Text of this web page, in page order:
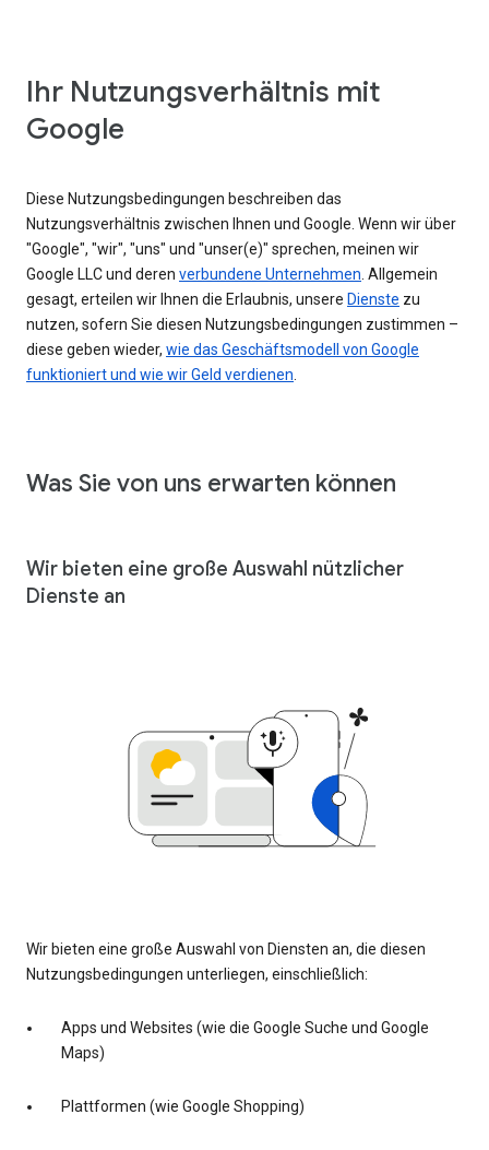
Ihr Nutzungsverhältnis mit
Google
Diese Nutzungsbedingungen beschreiben das
Nutzungsverhältnis zwischen Ihnen und Google. Wenn wir über
"Google", "wir", "uns" und "unser(e)" sprechen, meinen wir
Google LLC und deren verbundene Unternehmen . Allgemein
gesagt, erteilen wir Ihnen die Erlaubnis, unsere Dienste zu
nutzen, sofern Sie diesen Nutzungsbedingungen zustimmen –
diese geben wieder, wie das Geschäftsmodell von Google
funktioniert und wie wir Geld verdienen
Was Sie von uns erwarten können
Wir bieten eine große Auswahl nützlicher
Dienste an
Wir bieten eine große Auswahl von Diensten an, die diesen
Nutzungsbedingungen unterliegen, einschließlich:
Apps und Websites (wie die Google Suche und Google
Maps)
Plattformen (wie Google Shopping)